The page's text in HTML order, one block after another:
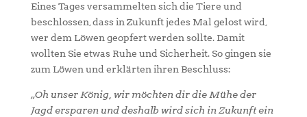
Eines Tages versammelten sich die Tiere und
beschlossen, dass in Zukunft jedes Mal gelost wird,
wer dem Löwen geopfert werden sollte. Damit
wollten Sie etwas Ruhe und Sicherheit. So gingen sie
zum Löwen und erklärten ihren Beschluss:
„Oh unser König, wir möchten dir die Mühe der
Jagd ersparen und deshalb wird sich in Zukunft ein